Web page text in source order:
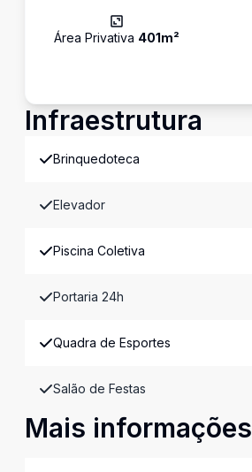
Área Privativa 401m²
Infraestrutura
Brinquedoteca
Elevador
Piscina Coletiva
Portaria 24h
Quadra de Esportes
Salão de Festas
Mais informações